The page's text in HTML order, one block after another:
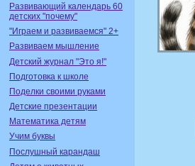
Развивающий календарь 60
детских "почему"
"Играем и развиваемся" 2+
Развиваем мышление
Детский журнал "Это я!"
Подготовка к школе
Поделки своими руками
Детские презентации
Математика детям
Учим буквы
Послушный карандаш